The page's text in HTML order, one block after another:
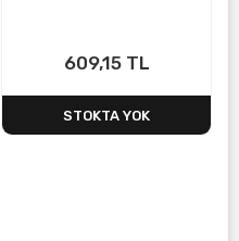
609,15 TL
STOKTA YOK